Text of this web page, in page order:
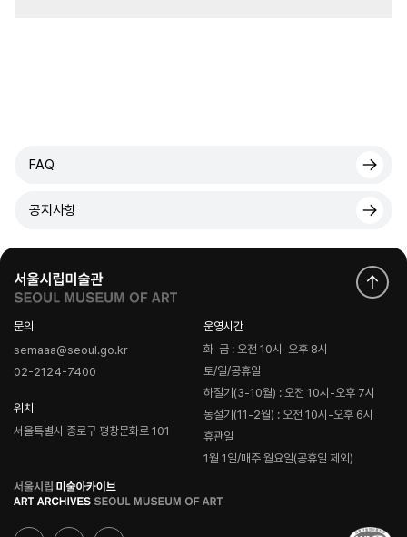
FAQ
공지사항
문의
semaaa@seoul.go.kr
02-2124-7400
위치
서울특별시 종로구 평창문화로 101
운영시간
화-금 : 오전 10시-오후 8시
토/일/공휴일
하절기(3-10월) : 오전 10시-오후 7시
동절기(11-2월) : 오전 10시-오후 6시
휴관일
1월 1일/매주 월요일(공휴일 제외)
로
고